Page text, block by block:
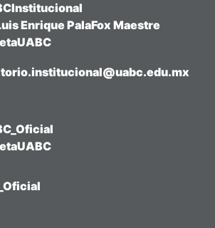
Enrique PalaFox Maestre